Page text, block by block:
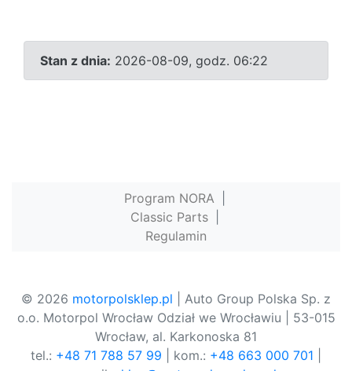
Stan z dnia: 2026-08-09, godz. 06:22
Program NORA
Classic Parts
Regulamin
© 2026 motorpolsklep.pl | Auto Group Polska Sp. z
o.o. Motorpol Wrocław Odział we Wrocławiu | 53-015
Wrocław, al. Karkonoska 81
tel.: +48 71 788 57 99 | kom.: +48 663 000 701